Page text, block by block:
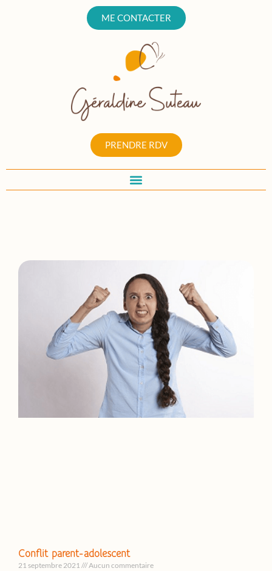
PRENDRE RDV
ME CONTACTER
Conflit parent-adolescent
21 septembre 2021 Aucun commentaire